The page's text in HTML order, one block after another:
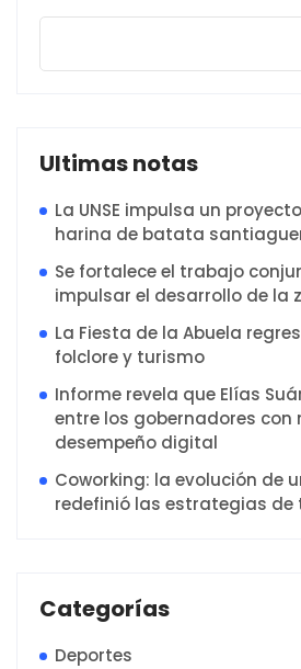
Ultimas notas
La UNSE impulsa un
harina de batata
Se fortalece el trabajo
impulsar el desarrollo de la
La Fiesta de la Abuela
folclore y turismo
Informe revela que Elías
entre los gobernadores con
desempeño digital
Coworking: la evolución de
redefinió las estrategias de
Categorías
Deportes